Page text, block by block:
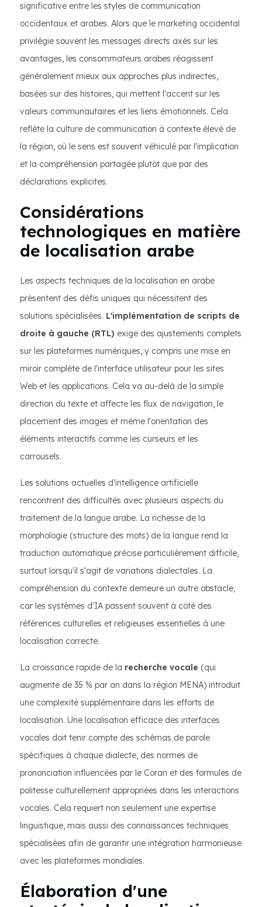
significative entre les styles de communication
occidentaux et arabes. Alors que le marketing occidental
privilégie souvent les messages directs axés sur les
avantages, les consommateurs arabes réagissent
généralement mieux aux approches plus indirectes,
basées sur des histoires, qui mettent l'accent sur les
valeurs communautaires et les liens émotionnels. Cela
reflète la culture de communication à contexte élevé de
la région, où le sens est souvent véhiculé par l'implication
et la compréhension partagée plutôt que par des
déclarations explicites.
Considérations
technologiques en matière
de localisation arabe
Les aspects techniques de la localisation en arabe
présentent des défis uniques qui nécessitent des
solutions spécialisées. L'implémentation de scripts de
droite à gauche (RTL) exige des ajustements complets
sur les plateformes numériques, y compris une mise en
miroir complète de l'interface utilisateur pour les sites
Web et les applications. Cela va au-delà de la simple
direction du texte et affecte les flux de navigation, le
placement des images et même l'orientation des
éléments interactifs comme les curseurs et les
carrousels.
Les solutions actuelles d’intelligence artificielle
rencontrent des difficultés avec plusieurs aspects du
traitement de la langue arabe. La richesse de la
morphologie (structure des mots) de la langue rend la
traduction automatique précise particulièrement difficile,
surtout lorsqu'il s'agit de variations dialectales. La
compréhension du contexte demeure un autre obstacle,
car les systèmes d'IA passent souvent à côté des
références culturelles et religieuses essentielles à une
localisation correcte.
La croissance rapide de la recherche vocale (qui
augmente de 35 % par an dans la région MENA) introduit
une complexité supplémentaire dans les efforts de
localisation. Une localisation efficace des interfaces
vocales doit tenir compte des schémas de parole
spécifiques à chaque dialecte, des normes de
prononciation influencées par le Coran et des formules de
politesse culturellement appropriées dans les interactions
vocales. Cela requiert non seulement une expertise
linguistique, mais aussi des connaissances techniques
spécialisées afin de garantir une intégration harmonieuse
avec les plateformes mondiales.
Élaboration d'une